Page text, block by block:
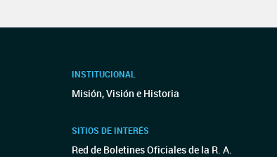
INSTITUCIONAL
Misión, Visión e Historia
SITIOS DE INTERÉS
Red de Boletines Oficiales de la R. A.